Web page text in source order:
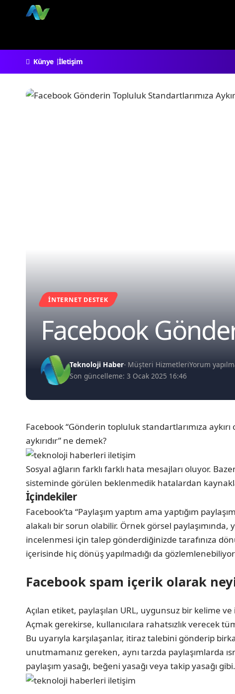
Künye İletişim
İNTERNET DESTEK
Facebook
Son güncelleme: 3 Ocak 2025 16:46
Teknoloji Haber- Müşteri HizmetleriYorum
Facebook “Gönderin topluluk standartlarımıza
aykırıdır” ne demek?
Sosyal ağların farklı farklı hata mesajları oluyor.
sisteminde görülen beklenmedik hatalardan
İçindekiler
Facebook’ta “Paylaşım yaptım ama yaptığım
alakalı bir sorun olabilir. Örnek görsel
incelenmesi için talep gönderdiğinizde tarafınıza
içerisinde hiç dönüş yapılmadığı da
Facebook spam içerik olarak
Açılan etiket, paylaşılan URL, uygunsuz bir kelime
Açmak gerekirse, kullanıcılara rahatsızlık verecek
Bu uyarıyla karşılaşanlar, itiraz talebini gönderip
unutmamanız gereken, aynı tarzda paylaşımlarda
paylaşım yasağı, beğeni yasağı veya takip yasağı gibi.